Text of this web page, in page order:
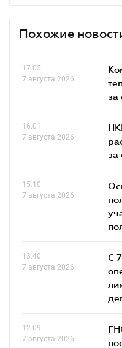
Похожие
17.05
7 августа 2026
за
16.01
7 августа 2026
за
15.10
7 августа 2026
13.40
7 августа 2026
С
12.09
7 августа 2026